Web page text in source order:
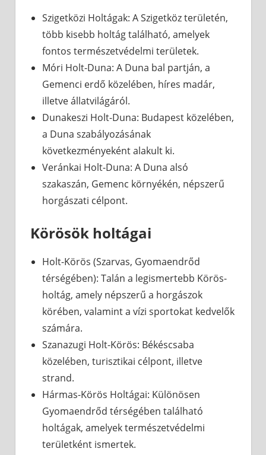
Szigetközi Holtágak: A Szigetköz területén,
több kisebb holtág található, amelyek
fontos természetvédelmi területek.
Móri Holt-Duna: A Duna bal partján, a
Gemenci erdő közelében, híres madár,
illetve állatvilágáról.
Dunakeszi Holt-Duna: Budapest közelében,
a Duna szabályozásának
következményeként alakult ki.
Veránkai Holt-Duna: A Duna alsó
szakaszán, Gemenc környékén, népszerű
horgászati célpont.
Körösök holtágai
Holt-Körös (Szarvas, Gyomaendrőd
térségében): Talán a legismertebb Körös-
holtág, amely népszerű a horgászok
körében, valamint a vízi sportokat kedvelők
számára.
Szanazugi Holt-Körös: Békéscsaba
közelében, turisztikai célpont, illetve
strand.
Hármas-Körös Holtágai: Különösen
Gyomaendrőd térségében található
holtágak, amelyek természetvédelmi
területként ismertek.